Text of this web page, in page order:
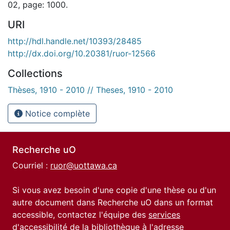
02, page: 1000.
URI
http://hdl.handle.net/10393/28485
http://dx.doi.org/10.20381/ruor-12566
Collections
Thèses, 1910 - 2010 // Theses, 1910 - 2010
Notice complète
Recherche uO
Courriel : ruor@uottawa.ca
Si vous avez besoin d'une copie d'une thèse ou d'un
autre document dans Recherche uO dans un format
accessible, contactez l'équipe des services
d'accessibilité de la bibliothèque à l'adresse